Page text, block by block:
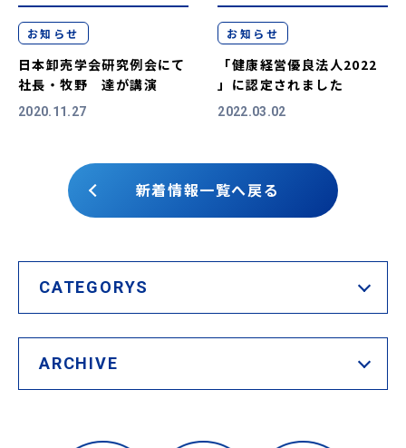
CATEGORYS
ARCHIVE
2020.11.27
お知らせ
日本卸売学会研究例会にて
社長・牧野 達が講演
新着情報一覧へ戻る
2022.03.02
お知らせ
「健康経営優良法人2022
」に認定されました